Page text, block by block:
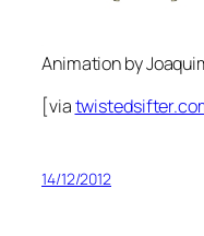
Animation by
[via
14/12/2012